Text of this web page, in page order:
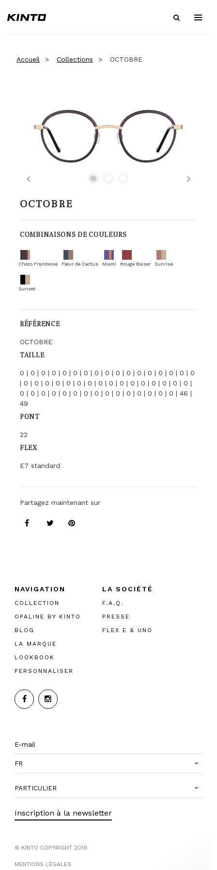
Accueil Collections OCTOBRE
Previous Next
OCTOBRE
COMBINAISONS DE COULEURS
Choco Framboise Fleur de Cactus Miami Rouge Baiser Sunrise
Sunset
RÉFÉRENCE
OCTOBRE
TAILLE
0 | 0 | 0 | 0 | 0 | 0 | 0 | 0 | 0 | 0 | 0 | 0 | 0 | 0 | 0 | 0 | 0
| 0 | 0 | 0 | 0 | 0 | 0 | 0 | 0 | 0 | 0 | 0 | 0 | 0 | 0 | 0 | 0 |
0 | 0 | 0 | 0 | 0 | 0 | 0 | 0 | 0 | 0 | 0 | 0 | 0 | 0 | 0 | 46 |
49
PONT
22
FLEX
E7 standard
Partagez maintenant sur
NAVIGATION
COLLECTION
OPALINE BY KINTO
BLOG
LA MARQUE
LOOKBOOK
PERSONNALISER
LA SOCIÉTÉ
F.A.Q.
PRESSE
FLEX E & UNO
FR
PARTICULIER
Inscription à la newsletter
© KINTO COPYRIGHT 2019
MENTIONS LÉGALES